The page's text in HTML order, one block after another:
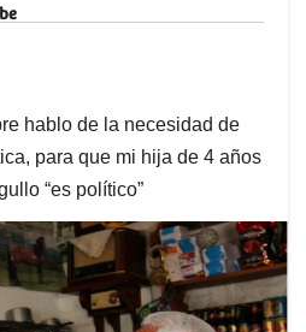
hablo de la necesidad de
para que mi hija de 4 años
“es político”